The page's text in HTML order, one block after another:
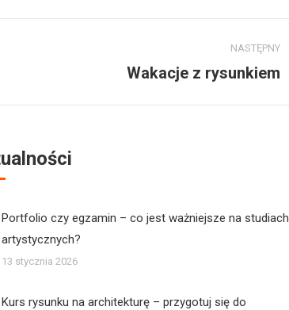
NASTĘPNY
Wakacje z rysunkiem
Portfolio czy egzamin – co jest ważniejsze na studiach
artystycznych?
13 stycznia 2026
Kurs rysunku na architekturę – przygotuj się do